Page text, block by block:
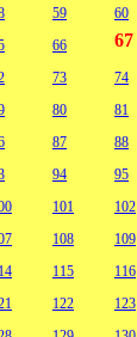
59 60
66 67
73 74
80 81
87 88
94 95
101 102
108 109
115 116
122 123